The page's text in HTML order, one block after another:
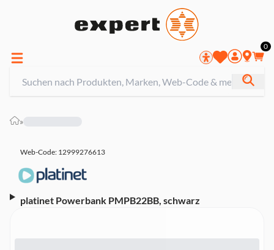
0
»
Web-Code: 12999276613
platinet Powerbank PMPB22BB, schwarz